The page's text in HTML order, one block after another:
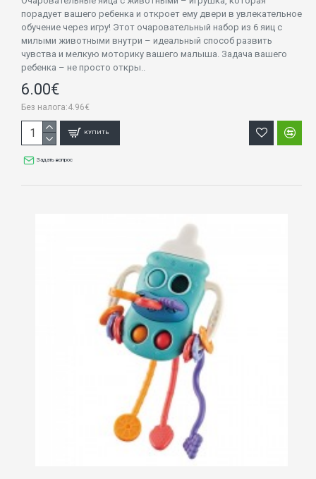
порадует вашего ребенка и откроет ему двери в увлекательное
обучение через игру! Этот очаровательный набор из 6 яиц с
милыми животными внутри – идеальный способ развить
чувства и мелкую моторику вашего малыша. Задача вашего
ребенка – не просто откры..
6.00€
Без налога:4.96€
КУПИТЬ
Задать вопрос